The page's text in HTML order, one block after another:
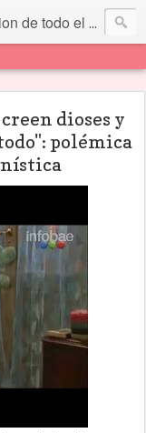
el mundo... Y más.
dioses y
polémica